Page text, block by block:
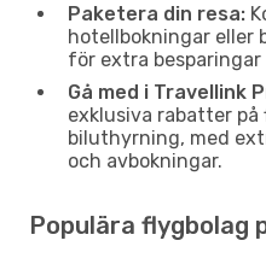
Paketera din resa:
hotellbokningar eller
för extra
Gå med i Travellink
exklusiva rabatter
biluthyrning, med
och avbokningar.
Populära flygbolag